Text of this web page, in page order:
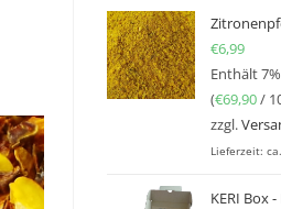
€6,99
Enthält
(€69,90/
zzgl.
Lieferzeit:
KERI Box